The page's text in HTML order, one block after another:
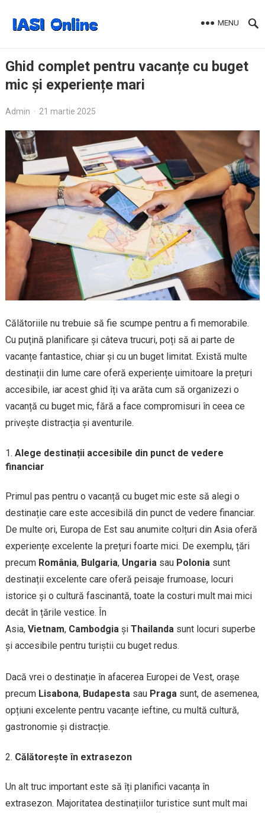
MENU
Ghid complet pentru vacanțe cu buget
mic și experiențe mari
Admin · 21 martie 2025
Călătoriile nu trebuie să fie scumpe pentru a fi memorabile.
Cu puțină planificare și câteva trucuri, poți să ai parte de
vacanțe fantastice, chiar și cu un buget limitat. Există multe
destinații din lume care oferă experiențe uimitoare la prețuri
accesibile, iar acest ghid îți va arăta cum să organizezi o
vacanță cu buget mic, fără a face compromisuri în ceea ce
privește distracția și aventurile.
Alege destinații accesibile din punct de vedere
financiar
Primul pas pentru o vacanță cu buget mic este să alegi o
destinație care este accesibilă din punct de vedere financiar.
De multe ori, Europa de Est sau anumite colțuri din Asia oferă
experiențe excelente la prețuri foarte mici. De exemplu, țări
precum România, Bulgaria, Ungariasau Poloniasunt
destinații excelente care oferă peisaje frumoase, locuri
istorice și o cultură fascinantă, toate la costuri mult mai mici
decât în țările vestice. În
Asia, Vietnam, Cambodgiași Thailandasunt locuri superbe
și accesibile pentru turiștii cu buget redus.
Dacă vrei o destinație în afacerea Europei de Vest, orașe
precum Lisabona, Budapestasau Pragasunt, de asemenea,
opțiuni excelente pentru vacanțe ieftine, cu multă cultură,
gastronomie și distracție.
Călătorește în extrasezon
Un alt truc important este să îți planifici vacanța în
extrasezon. Majoritatea destinațiilor turistice sunt mult mai